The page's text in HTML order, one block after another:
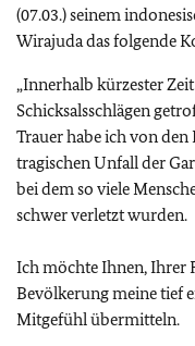
(07.03.) seinem
Wirajuda das folgende
„Innerhalb kürzester
Schicksalsschlägen
Trauer habe ich von
tragischen Unfall der
bei dem so viele
schwer verletzt wurden.
Ich möchte Ihnen, Ihrer
Bevölkerung meine tief
Mitgefühl übermitteln.